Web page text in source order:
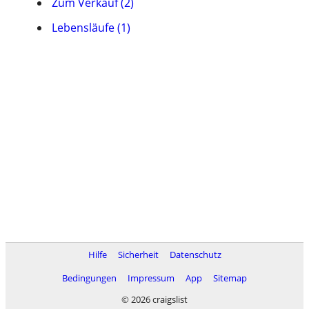
Lebensläufe (1)
Hilfe Sicherheit
Datenschutz
Bedingungen
Impressum App
Sitemap
© 2026 craigslist